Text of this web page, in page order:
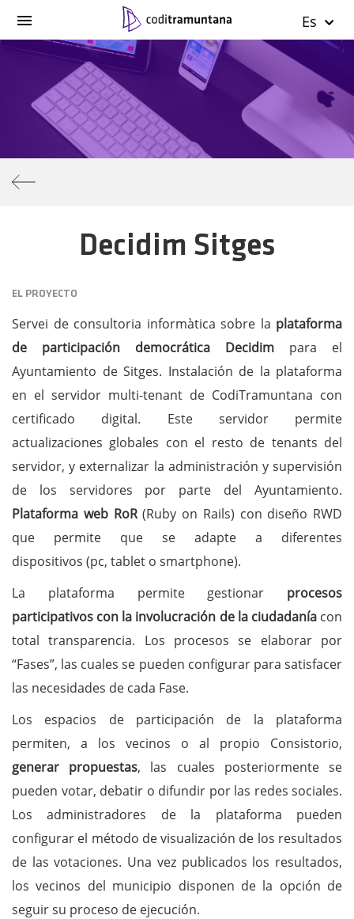
Es
Decidim Sitges
EL PROYECTO
Servei de consultoria informàtica sobre la plataforma
de participación democrática Decidim para el
Ayuntamiento de Sitges. Instalación de la plataforma
en el servidor multi-tenant de CodiTramuntana con
certificado digital. Este servidor permite
actualizaciones globales con el resto de tenants del
servidor, y externalizar la administración y supervisión
de los servidores por parte del Ayuntamiento.
Plataforma web RoR(Ruby on Rails) con diseño RWD
que permite que se adapte a diferentes
dispositivos (pc, tablet o smartphone).
La plataforma permite gestionar procesos
participativos con la involucración de la ciudadaníacon
total transparencia. Los procesos se elaborar por
“Fases”, las cuales se pueden configurar para satisfacer
las necesidades de cada Fase.
Los espacios de participación de la plataforma
permiten, a los vecinos o al propio Consistorio,
generar propuestas, las cuales posteriormente se
pueden votar, debatir o difundir por las redes sociales.
Los administradores de la plataforma pueden
configurar el método de visualización de los resultados
de las votaciones. Una vez publicados los resultados,
los vecinos del municipio disponen de la opción de
seguir su proceso de ejecución.